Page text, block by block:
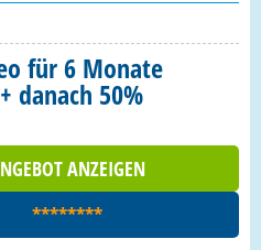
für 6 Monate
danach 50%
ANZEIGEN
********